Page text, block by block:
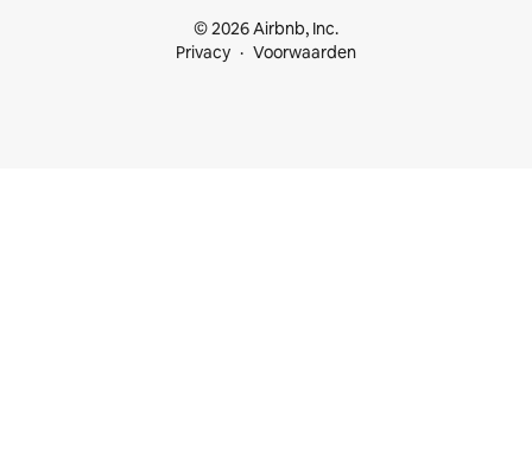
© 2026 Airbnb, Inc.
Privacy
Voorwaarden